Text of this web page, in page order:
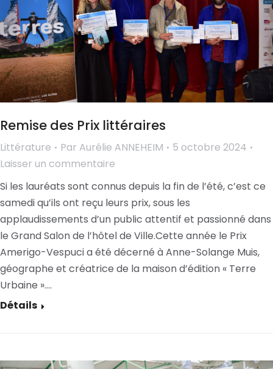
Remise des Prix littéraires
Littérature Par Aurélie ANNEHEIM
5 octobre 2024
Laisser un commentaire
Si les lauréats sont connus depuis la fin de l’été, c’est ce
samedi qu’ils ont reçu leurs prix, sous les
applaudissements d’un public attentif et passionné dans
le Grand Salon de l’hôtel de Ville.Cette année le Prix
Amerigo-Vespuci a été décerné à Anne-Solange Muis,
géographe et créatrice de la maison d’édition « Terre
Urbaine ».…
Détails